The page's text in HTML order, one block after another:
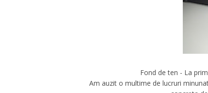
Fond de ten - La
Am auzit o multime de lucruri